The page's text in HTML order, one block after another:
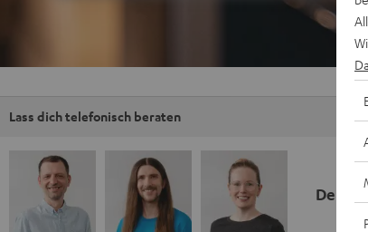
Lass dich telefonisch beraten
Deine